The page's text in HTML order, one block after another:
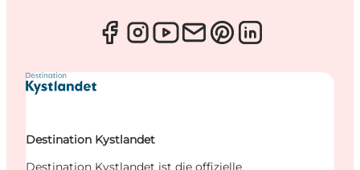
Destination Kystlandet
Destination Kystlandet ist die offizielle